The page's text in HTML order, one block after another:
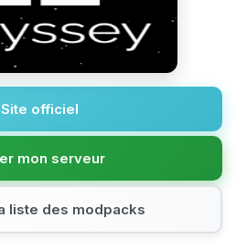
Site officiel
mon serveur
liste des modpacks